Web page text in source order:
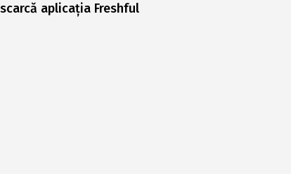
aplicația Freshful